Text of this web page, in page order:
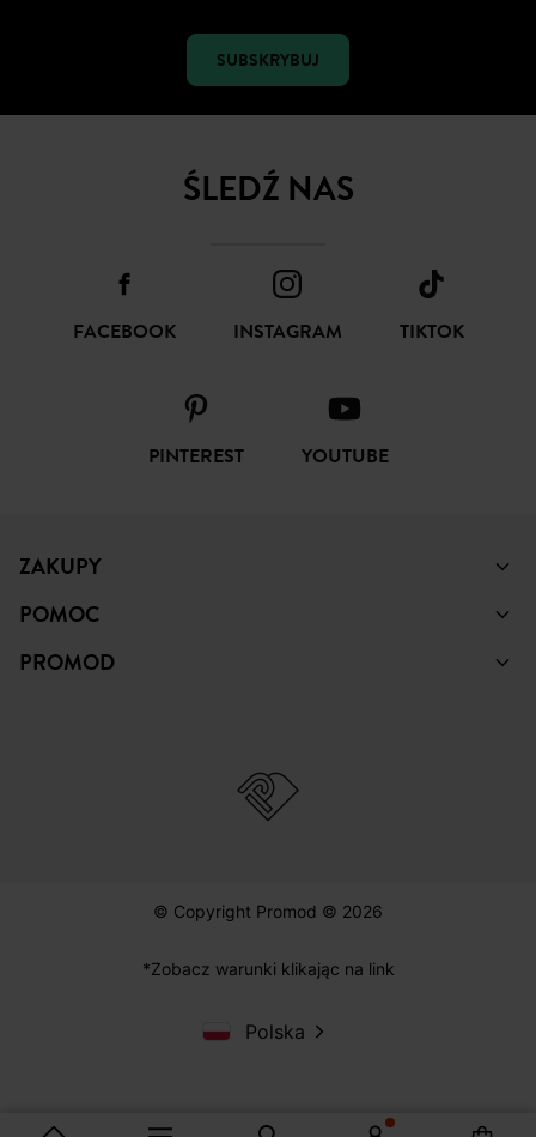
SUBSKRYBUJ
ŚLEDŹ NAS
FACEBOOK INSTAGRAM TIKTOK
PINTEREST YOUTUBE
ZAKUPY
POMOC
PROMOD
© Copyright Promod © 2026
*Zobacz warunki klikając na link
Polska